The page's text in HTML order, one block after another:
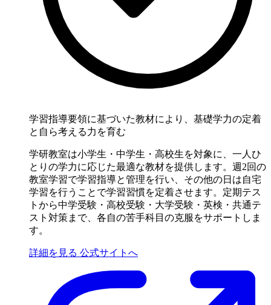
学習指導要領に基づいた教材により、基礎学力の定着
と自ら考える力を育む
学研教室は小学生・中学生・高校生を対象に、一人ひ
とりの学力に応じた最適な教材を提供します。週2回の
教室学習で学習指導と管理を行い、その他の日は自宅
学習を行うことで学習習慣を定着させます。定期テス
トから中学受験・高校受験・大学受験・英検・共通テ
スト対策まで、各自の苦手科目の克服をサポートしま
す。
詳細を見る 公式サイトへ